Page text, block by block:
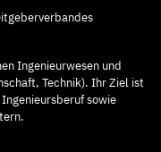
Ingenieurwesen und
Technik). Ihr Ziel ist
sowie